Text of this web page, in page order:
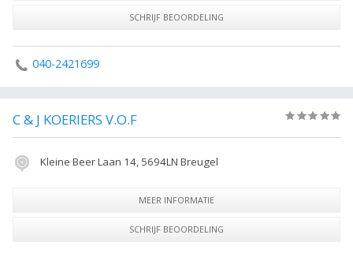
SCHRIJF BEOORDELING
040-2421699
C & J KOERIERS V.O.F
Kleine Beer Laan 14, 5694LN Breugel
MEER INFORMATIE
SCHRIJF BEOORDELING